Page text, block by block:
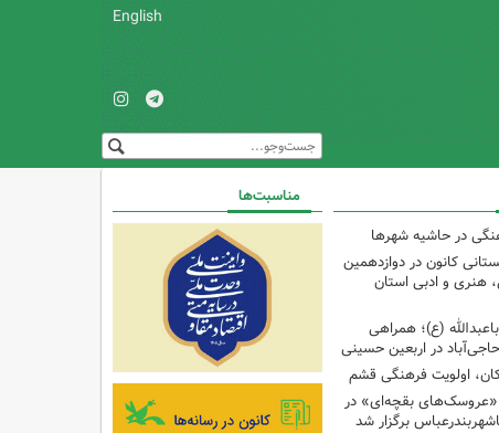
English
در حاشیه شهرها
کانون در دوازدهمین
و ادبی استان
(ع)؛ همراهی
در اربعین حسینی
اولویت فرهنگی قشم
«عروسک‌های بقچه‌ای» در
برگزار شد
مناسبت‌ها